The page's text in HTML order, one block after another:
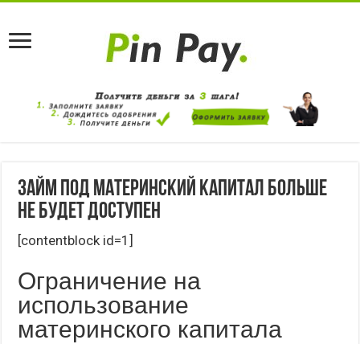
Займ под материнский капитал больше
не будет доступен
[contentblock id=1]
Ограничение на
использование
материнского капитала